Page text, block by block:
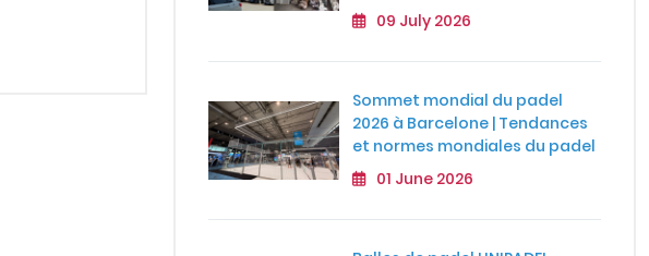
09 July 2026
Sommet mondial du padel
2026 à Barcelone | Tendances
et normes mondiales du padel
01 June 2026